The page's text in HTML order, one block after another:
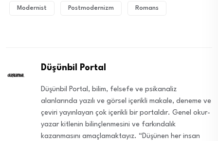
Modernist Postmodernizm Romans
Düşünbil Portal
Düşünbil Portal, bilim, felsefe ve psikanaliz
alanlarında yazılı ve görsel içerikli makale, deneme ve
çeviri yayınlayan çok içerikli bir portaldır. Genel okur-
yazar kitlenin bilinçlenmesini ve farkındalık
kazanmasını amaçlamaktayız. “Düşünen her insan